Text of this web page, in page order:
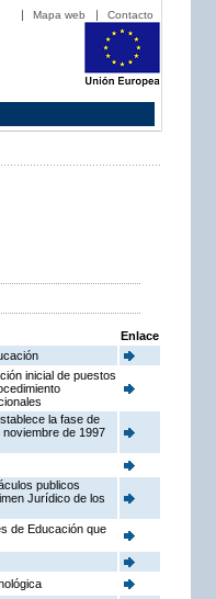
Mapa web Contacto
Enlace
inicial de puestos
la fase de
de 1997
publicos
Jurídico de los
de Educación que